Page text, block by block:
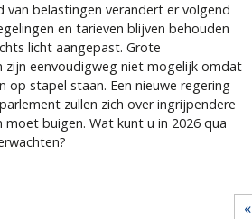
van belastingen verandert er volgend
en tarieven blijven behouden
licht aangepast. Grote
zijn eenvoudigweg niet mogelijk omdat
op stapel staan. Een nieuwe regering
zullen zich over ingrijpendere
moet buigen. Wat kunt u in 2026 qua
«